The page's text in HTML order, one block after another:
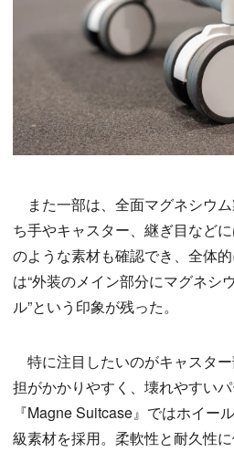
また一部は、全面マグネシウ
ち手やキャスター、継ぎ目など
のような素材も確認でき、全体
は“外装のメイン部分にマグネシ
ル”という印象が残った。
特に注目したいのがキャスタ
担がかかりやすく、壊れやすいパ
『Magne Suitcase』ではホイー
級素材を採用。柔軟性と耐久性